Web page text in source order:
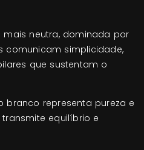
mais neutra, dominada por
comunicam simplicidade,
que sustentam o
branco representa pureza e
equilíbrio e